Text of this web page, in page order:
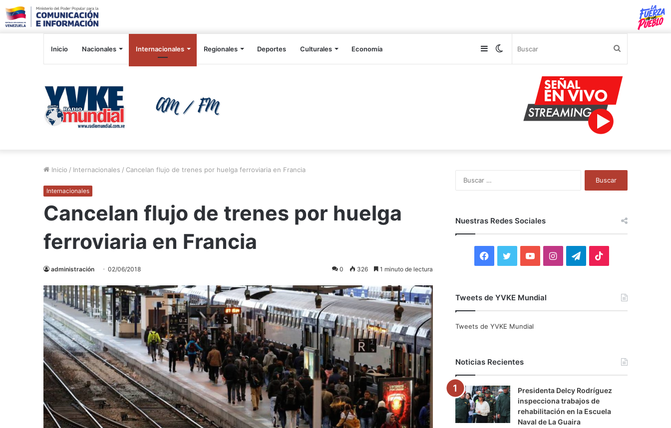
Inicio Nacionales Internacionales Regionales Deportes Culturales Economía Switch
Sidebar
Inicio / Internacionales / Cancelan flujo de trenes por huelga ferroviaria en Francia
Internacionales
Cancelan flujo de trenes por huelga
ferroviaria en Francia
administración 02/06/2018 0 326 1 minuto de lectura
Nuestras Redes Sociales
F
c
o
k
i
r
Y
u
e
I
r
a
m
T
a
m
Tweets de YVKE Mundial
Tweets de YVKE Mundial
Noticias Recientes
Presidenta Delcy Rodríguez
inspecciona trabajos de
rehabilitación en la Escuela
Naval de La Guaira